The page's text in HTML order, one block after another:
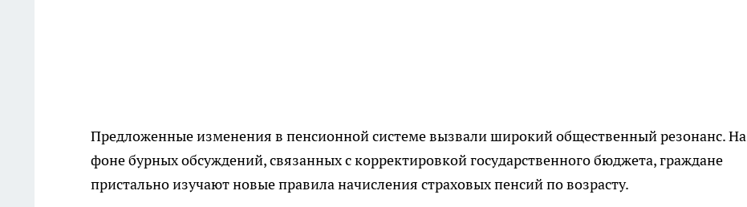
Предложенные изменения в пенсионной системе вызвали широкий общественный резонанс. На
фоне бурных обсуждений, связанных с корректировкой государственного бюджета, граждане
пристально изучают новые правила начисления страховых пенсий по возрасту.